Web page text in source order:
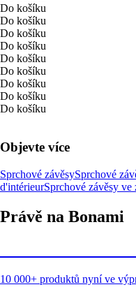
Do košíku
Do košíku
Do košíku
Do košíku
Do košíku
Do košíku
Do košíku
Do košíku
Do košíku
Objevte více
Sprchové závěsySprchové
d'intérieurSprchové závěsy ve
Právě na Bonami
10 000+ produktů nyní ve